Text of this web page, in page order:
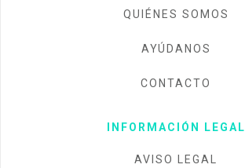
QUIÉNES SOMOS
AYÚDANOS
CONTACTO
INFORMACIÓN LEGAL
AVISO LEGAL